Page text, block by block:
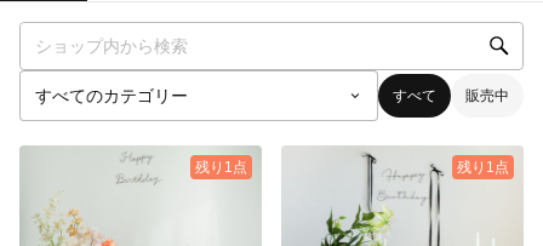
すべて 販売中
残り1点 残り1点